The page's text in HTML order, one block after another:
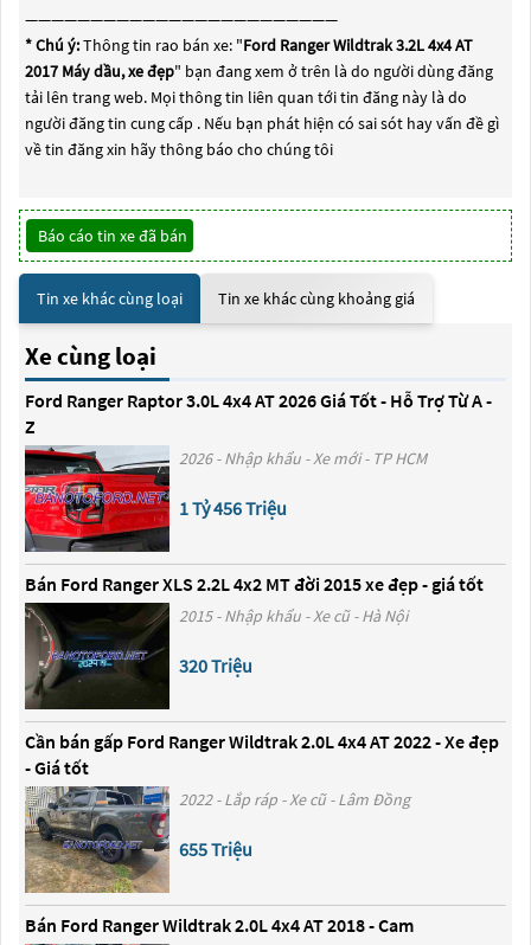
————————————————————————
* Chú ý:Thông tin rao bán xe: "Ford Ranger Wildtrak 3.2L 4x4 AT
2017 Máy dầu, xe đẹp" bạn đang xem ở trên là do người dùng đăng
tải lên trang web. Mọi thông tin liên quan tới tin đăng này là do
người đăng tin cung cấp . Nếu bạn phát hiện có sai sót hay vấn đề gì
về tin đăng xin hãy thông báo cho chúng tôi
Báo cáo tin xe đã bán
Tin xe khác cùng loại Tin xe khác cùng khoảng giá
Xe cùng loại
Ford Ranger Raptor 3.0L 4x4 AT 2026 Giá Tốt - Hỗ Trợ Từ A -
Z
2026 - Nhập khẩu - Xe mới - TP HCM
1 Tỷ 456 Triệu
Bán Ford Ranger XLS 2.2L 4x2 MT đời 2015 xe đẹp - giá tốt
2015 - Nhập khẩu - Xe cũ - Hà Nội
320 Triệu
Cần bán gấp Ford Ranger Wildtrak 2.0L 4x4 AT 2022 - Xe đẹp
- Giá tốt
2022 - Lắp ráp - Xe cũ - Lâm Đồng
655 Triệu
Bán Ford Ranger Wildtrak 2.0L 4x4 AT 2018 - Cam